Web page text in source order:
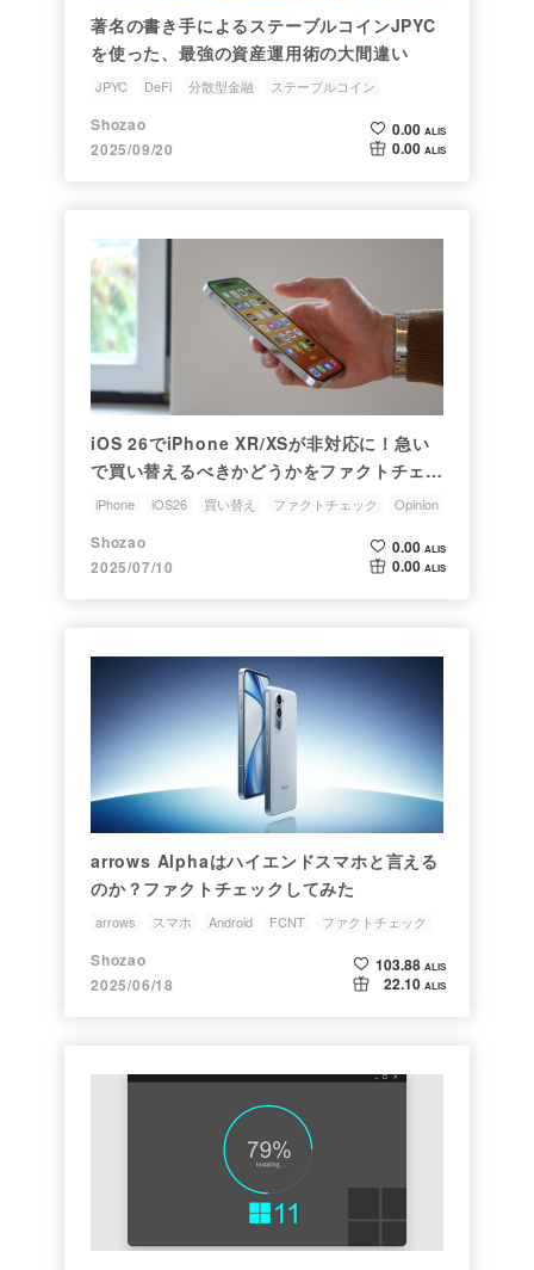
著名の書き手によるステーブルコインJPYC
を使った、最強の資産運用術の大間違い
JPYC DeFi 分散型金融
ステーブルコイン
ファクトチェック
Shozao
2025/09/20
0.00 ALIS
0.00 ALIS
iOS 26でiPhone XR/XSが非対応に！急い
で買い替えるべきかどうかをファクトチェッ
ク
iPhone iOS26 買い替え ファクトチェック Opinion
Shozao
2025/07/10
0.00 ALIS
0.00 ALIS
arrows Alphaはハイエンドスマホと言える
のか？ファクトチェックしてみた
arrows スマホ Android FCNT ファクトチェック
Shozao
2025/06/18
103.88 ALIS
22.10 ALIS